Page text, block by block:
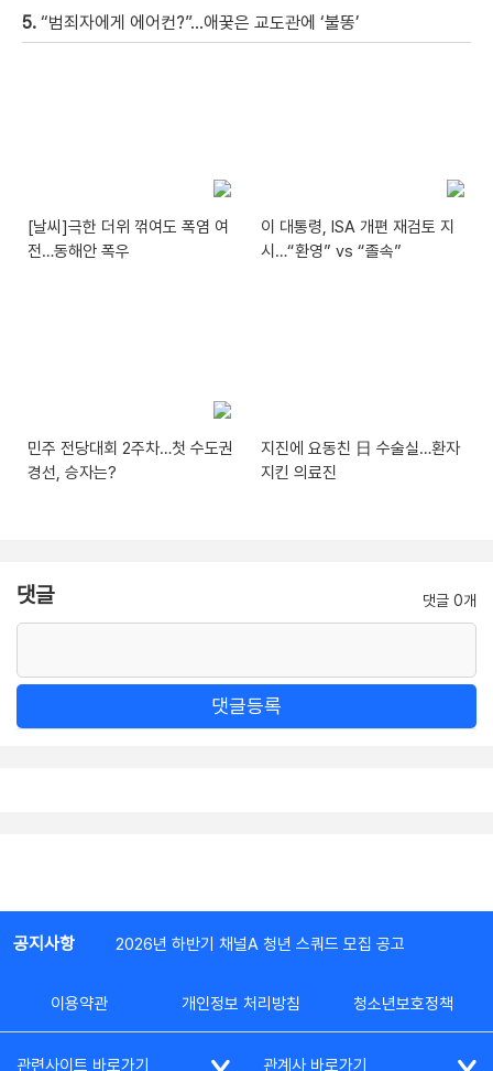
5. “범죄자에게 에어컨?”…애꿎은 교도관에 ‘불똥’
[날씨]극한 더위 꺾여도 폭염 여
전…동해안 폭우
이 대통령, ISA 개편 재검토 지
시…“환영” vs “졸속”
민주 전당대회 2주차…첫 수도권
경선, 승자는?
지진에 요동친 日 수술실…환자
지킨 의료진
댓글 댓글 0개
댓글등록
공지사항 2026년 하반기 채널A 청년 스쿼드 모집 공고
이용약관 개인정보 처리방침 청소년보호정책
관련사이트 바로가기 관계사 바로가기